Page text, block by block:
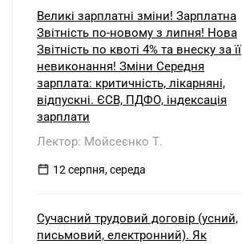
Великі зарплатні зміни! Зарплатна
Звітність по-новому з липня! Нова
Звітність по квоті 4% та внеску за її
невиконання! Зміни Середня
зарплата: критичність, лікарняні,
відпускні. ЄСВ, ПДФО, індексація
зарплати
Лектор: Мойсеєнко Т.
12 серпня, середа
Сучасний трудовий договір (усний,
письмовий, електронний). Як